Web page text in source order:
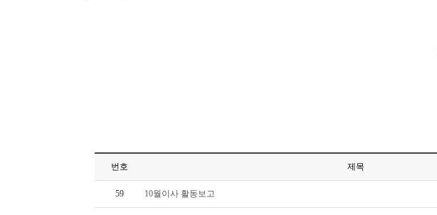
번호 제목
59 10월이사 활동보고